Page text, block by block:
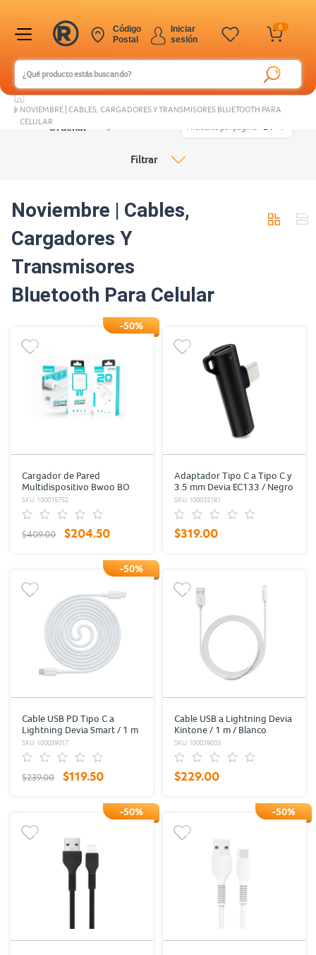
0
Iniciar
sesión
Código
Postal
NOVIEMBRE | CABLES, CARGADORES Y TRANSMISORES BLUETOOTH PARA
CELULAR
Noviembre | Cables,
Cargadores Y
Transmisores
Bluetooth Para Celular
Ordenar
Filtrar
-50%
Cargador de Pared
Multidispositivo Bwoo BO
CDA70 / Blanco / Tipo-C
SKU: 100015752
$409.00 $204.50
Adaptador Tipo C a Tipo C y
3.5 mm Devia EC133 / Negro
SKU: 100032181
$319.00
-50%
Cable USB PD Tipo C a
Lightning Devia Smart / 1 m
/ Blanco
SKU: 100039017
$239.00 $119.50
Cable USB a Lightning Devia
Kintone / 1 m / Blanco
SKU: 100039033
$229.00
-50% -50%